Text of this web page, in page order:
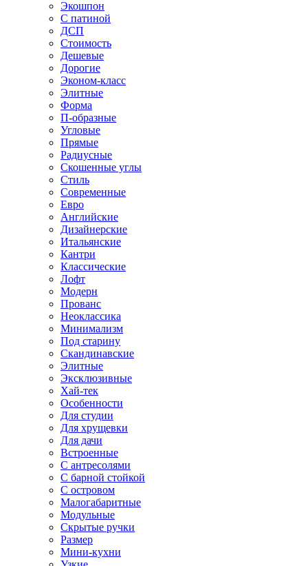
Экошпон
С патиной
ДСП
Стоимость
Дешевые
Дорогие
Эконом-класс
Элитные
Форма
П-образные
Угловые
Прямые
Радиусные
Скошенные углы
Стиль
Современные
Евро
Английские
Дизайнерские
Итальянские
Кантри
Классические
Лофт
Модерн
Прованс
Неоклассика
Минимализм
Под старину
Скандинавские
Элитные
Эксклюзивные
Хай-тек
Особенности
Для студии
Для хрущевки
Для дачи
Встроенные
С антресолями
С барной стойкой
С островом
Малогабаритные
Модульные
Скрытые ручки
Размер
Мини-кухни